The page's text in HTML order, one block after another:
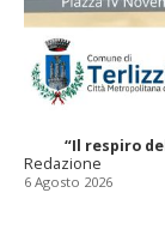
“Il respiro
Redazione
6 Agosto 2026